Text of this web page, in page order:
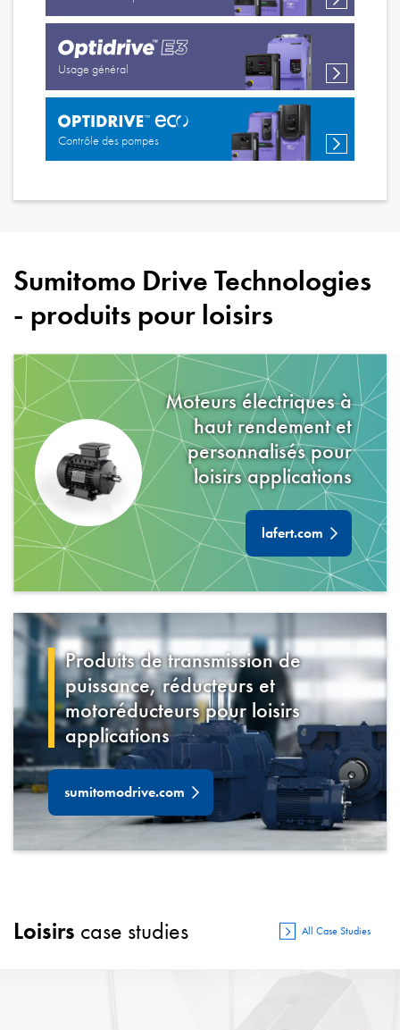
Usage général
Contrôle des pompes
Sumitomo Drive Technologies
- produits pourloisirs
Moteurs électriques à
haut rendement et
personnalisés pour
loisirsapplications
lafert.com
Produits de transmission de
puissance, réducteurs et
motoréducteurs pour loisirs
applications
sumitomodrive.com
Loisirs case studies All Case Studies